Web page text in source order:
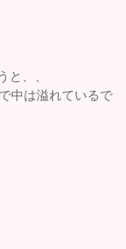
と、、
中は溢れているで